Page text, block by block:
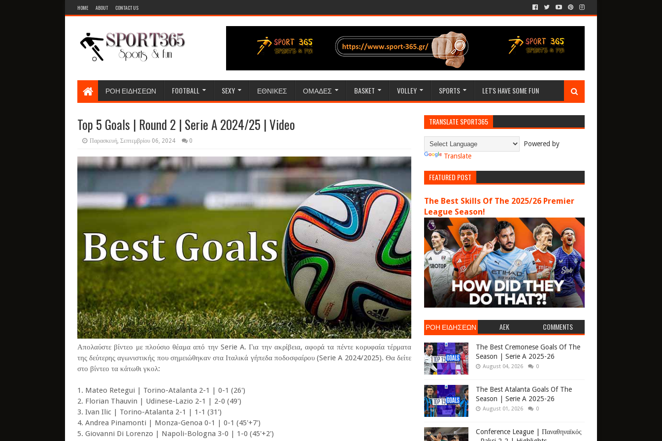
HOME ABOUT CONTACT US
ΡΟΗ ΕΙΔΗΣΕΩΝ FOOTBALL SEXY ΕΘΝΙΚΕΣ ΟΜΑΔΕΣ BASKET VOLLEY SPORTS LET'S HAVE SOME FUN
Top 5 Goals | Round 2 | Serie A 2024/25 | Video
Παρασκευή, Σεπτεμβρίου 06, 2024 0
Απολαύστε βίντεο με πλούσιο θέαμα από την Serie A. Για την ακρίβεια, αφορά τα πέντε κορυφαία τέρματα
της δεύτερης αγωνιστικής που σημειώθηκαν στα Ιταλικά γήπεδα ποδοσφαίρου (Serie A 2024/2025). Θα δείτε
στο βίντεο τα κάτωθι γκολ:
1. Mateo Retegui | Torino-Atalanta 2-1 | 0-1 (26')
2. Florian Thauvin | Udinese-Lazio 2-1 | 2-0 (49')
3. Ivan Ilic | Torino-Atalanta 2-1 | 1-1 (31')
4. Andrea Pinamonti | Monza-Genoa 0-1 | 0-1 (45'+7')
5. Giovanni Di Lorenzo | Napoli-Bologna 3-0 | 1-0 (45'+2')
TRANSLATE SPORT365
Powered by
Translate
FEATURED POST
The Best Skills Of The 2025/26 Premier
League Season!
ΡΟΗ ΕΙΔΗΣΕΩΝ AEK COMMENTS
The Best Cremonese Goals Of The
Season | Serie A 2025-26
August 04, 2026 0
The Best Atalanta Goals Of The
Season | Serie A 2025-26
August 01, 2026 0
Conference League | Παναθηναϊκός